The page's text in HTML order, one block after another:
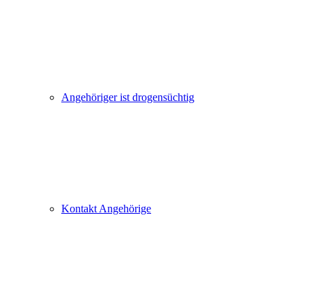
Angehöriger ist drogensüchtig
Kontakt Angehörige